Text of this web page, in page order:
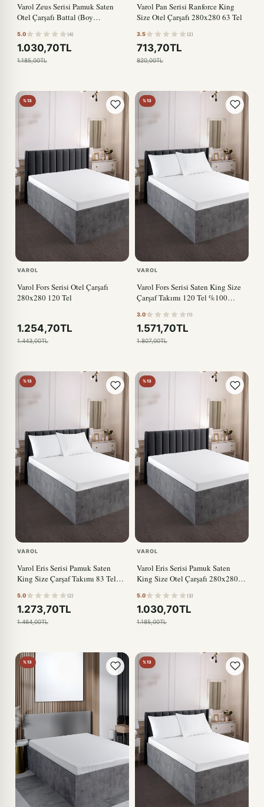
Varol Zeus Serisi Pamuk Saten
Otel Çarşafı Battal (Boy
5.0 (4)
1.030,70TL
1.185,00TL
Varol Pan Serisi Ranforce King
Size Otel Çarşafı 280x280 63 Tel
3.5 (2)
713,70TL
820,00TL
%13
VAROL
Varol Fors Serisi Otel Çarşafı
280x280 120 Tel
1.254,70TL
1.443,00TL
%13
VAROL
Varol Fors Serisi Saten King Size
Çarşaf Takımı 120 Tel %100
3.0 (1)
1.571,70TL
1.807,00TL
%13
VAROL
Varol Eris Serisi Pamuk Saten
King Size Çarşaf Takımı 83 Tel
5.0 (2)
1.273,70TL
1.464,00TL
%13
VAROL
Varol Eris Serisi Pamuk Saten
King Size Otel Çarşafı 280x280
5.0 (3)
1.030,70TL
1.185,00TL
%13 %13